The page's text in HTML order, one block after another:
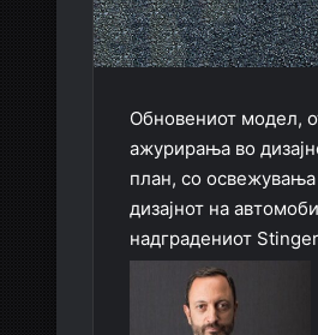
Обновениот модел,
ажурирања во
план, со
дизајнот на
надградениот